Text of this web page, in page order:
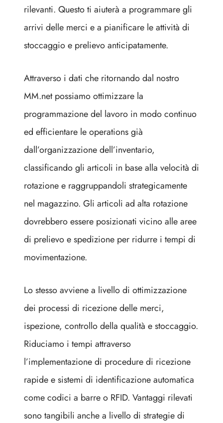
rilevanti. Questo ti aiuterà a programmare gli
arrivi delle merci e a pianificare le attività di
stoccaggio e prelievo anticipatamente.
Attraverso i dati che ritornando dal nostro
MM.net possiamo ottimizzare la
programmazione del lavoro in modo continuo
ed efficientare le operations già
dall’organizzazione dell’inventario,
classificando gli articoli in base alla velocità di
rotazione e raggruppandoli strategicamente
nel magazzino. Gli articoli ad alta rotazione
dovrebbero essere posizionati vicino alle aree
di prelievo e spedizione per ridurre i tempi di
movimentazione.
Lo stesso avviene a livello di ottimizzazione
dei processi di ricezione delle merci,
ispezione, controllo della qualità e stoccaggio.
Riduciamo i tempi attraverso
l’implementazione di procedure di ricezione
rapide e sistemi di identificazione automatica
come codici a barre o RFID. Vantaggi rilevati
sono tangibili anche a livello di strategie di